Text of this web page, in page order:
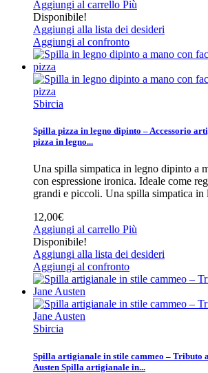
Aggiungi al carrello Più
Disponibile!
Aggiungi alla lista dei desideri
Aggiungi al confronto
Sbircia
Spilla pizza in legno dipinto – Accessorio
pizza in legno...
Una spilla simpatica in legno dipinto a
con espressione ironica. Ideale come
grandi e piccoli. Una spilla simpatica in
12,00€
Aggiungi al carrello Più
Disponibile!
Aggiungi alla lista dei desideri
Aggiungi al confronto
Sbircia
Spilla artigianale in stile cammeo – Tributo
Austen Spilla artigianale in...